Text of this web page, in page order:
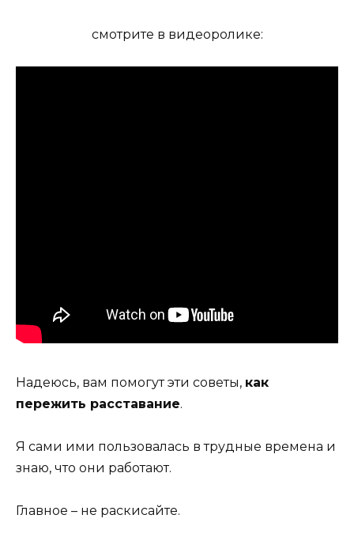
смотрите в видеоролике:
Надеюсь, вам помогут эти советы, как
пережить расставание.
Я сами ими пользовалась в трудные времена и
знаю, что они работают.
Главное – не раскисайте.